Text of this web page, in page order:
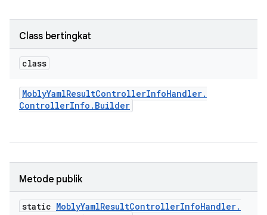
Class bertingkat
class
MoblyYamlResultControllerInfoHandler.
ControllerInfo . Builder
Metode publik
static MoblyYamlResultControllerInfoHandler.